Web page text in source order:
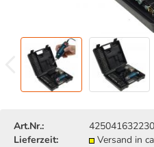
Art.Nr.:
Lieferzeit:
Versand in